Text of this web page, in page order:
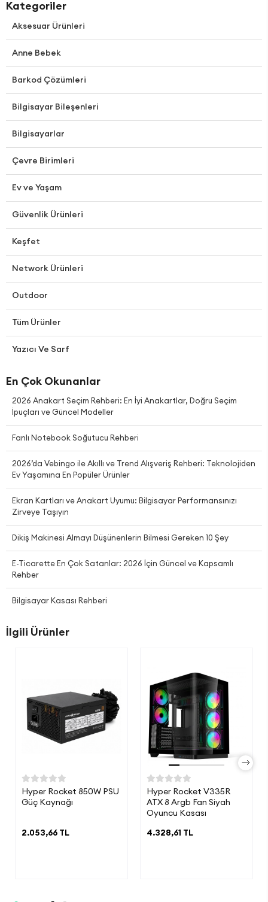
Kategoriler
Aksesuar Ürünleri
Anne Bebek
Barkod Çözümleri
Bilgisayar Bileşenleri
Bilgisayarlar
Çevre Birimleri
Ev ve Yaşam
Güvenlik Ürünleri
Keşfet
Network Ürünleri
Outdoor
Tüm Ürünler
Yazıcı Ve Sarf
En Çok Okunanlar
2026 Anakart Seçim Rehberi: En İyi Anakartlar, Doğru Seçim
İpuçları ve Güncel Modeller
Fanlı Notebook Soğutucu Rehberi
2026’da Vebingo ile Akıllı ve Trend Alışveriş Rehberi: Teknolojiden
Ev Yaşamına En Popüler Ürünler
Ekran Kartları ve Anakart Uyumu: Bilgisayar Performansınızı
Zirveye Taşıyın
Dikiş Makinesi Almayı Düşünenlerin Bilmesi Gereken 10 Şey
E-Ticarette En Çok Satanlar: 2026 İçin Güncel ve Kapsamlı
Rehber
Bilgisayar Kasası Rehberi
İlgili Ürünler
Hyper Rocket 850W PSU
Güç Kaynağı
2.053,66 TL
Hyper Rocket V335R
ATX 8 Argb Fan Siyah
Oyuncu Kasası
4.328,61 TL